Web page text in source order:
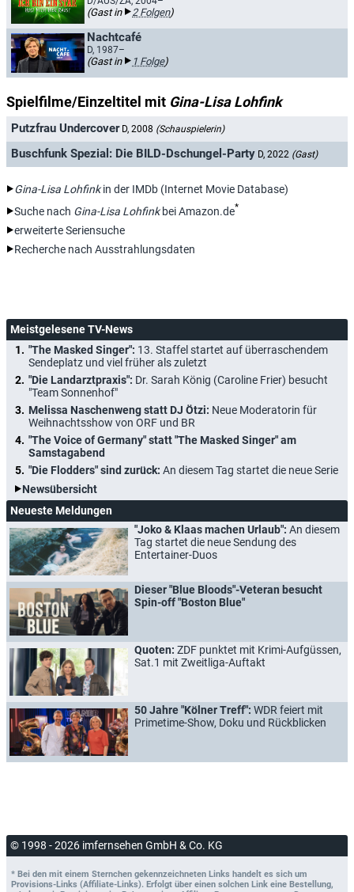
(Gast in 2 Folgen)
Nachtcafé
D, 1987–
(Gast in 1 Folge)
Spielfilme/Einzeltitel mit Gina-Lisa Lohfink
Putzfrau Undercover D, 2008 (Schauspielerin)
Buschfunk Spezial: Die BILD-Dschungel-Party D, 2022 (Gast)
Gina-Lisa Lohfinkin der IMDb (Internet Movie Database)
Suche nach Gina-Lisa Lohfinkbei Amazon.de*
erweiterte Seriensuche
Recherche nach Ausstrahlungsdaten
Meistgelesene TV-News
"The Masked Singer": 13. Staffel startet auf überraschendem
Sendeplatz und viel früher als zuletzt
"Die Landarztpraxis": Dr. Sarah König (Caroline Frier) besucht
"Team Sonnenhof"
Melissa Naschenweng statt DJ Ötzi: Neue Moderatorin für
Weihnachtsshow von ORF und BR
"The Voice of Germany" statt "The Masked Singer" am
Samstagabend
"Die Flodders" sind zurück: An diesem Tag startet die neue Serie
Newsübersicht
Neueste Meldungen
"Joko & Klaas machen Urlaub": An diesem
Tag startet die neue Sendung des
Entertainer-Duos
Dieser "Blue Bloods"-Veteran besucht
Spin-off "Boston Blue"
Quoten: ZDF punktet mit Krimi-Aufgüssen,
Sat.1 mit Zweitliga-Auftakt
50 Jahre "Kölner Treff": WDR feiert mit
Primetime-Show, Doku und Rückblicken
© 1998 - 2026 imfernsehen GmbH & Co. KG
* Bei den mit einem Sternchen gekennzeichneten Links handelt es sich um
Provisions-Links (Affiliate-Links). Erfolgt über einen solchen Link eine Bestellung,